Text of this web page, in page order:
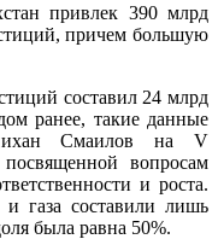
привлек 390 млрд
причем большую
составил 24 млрд
ранее, такие данные
Смаилов на V
вопросам
и роста.
газа составили лишь
была равна 50%.